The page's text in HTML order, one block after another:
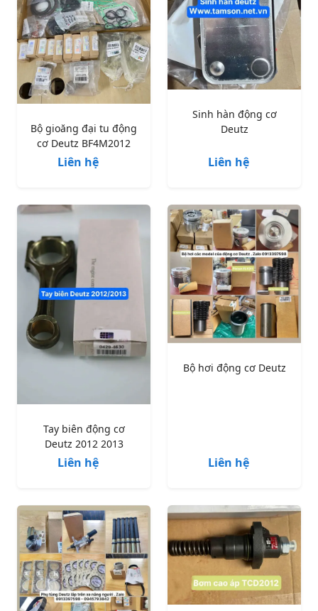
Bộ gioăng đại tu động
cơ Deutz BF4M2012
Liên hệ
Sinh hàn động cơ
Deutz
Liên hệ
Tay biên động cơ
Deutz 2012 2013
Liên hệ
Bộ hơi động cơ Deutz
Liên hệ